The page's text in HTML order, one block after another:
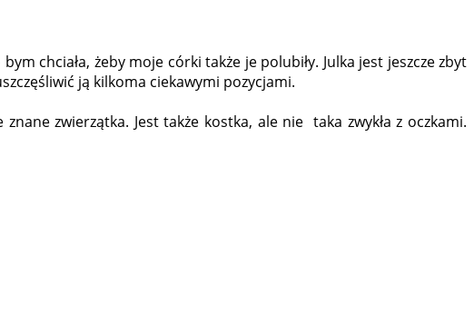
chciała, żeby moje córki także je polubiły. Julka jest jeszcze zbyt
ją kilkoma ciekawymi pozycjami.
zwierzątka. Jest także kostka, ale nie taka zwykła z oczkami.